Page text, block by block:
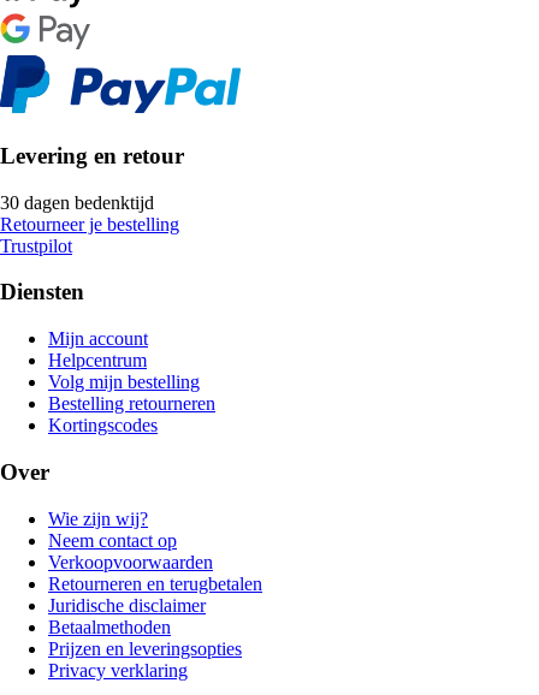
Levering en retour
30 dagen bedenktijd
Retourneer je bestelling
Trustpilot
Diensten
Mijn account
Helpcentrum
Volg mijn bestelling
Bestelling retourneren
Kortingscodes
Over
Wie zijn wij?
Neem contact op
Verkoopvoorwaarden
Retourneren en terugbetalen
Juridische disclaimer
Betaalmethoden
Prijzen en leveringsopties
Privacy verklaring